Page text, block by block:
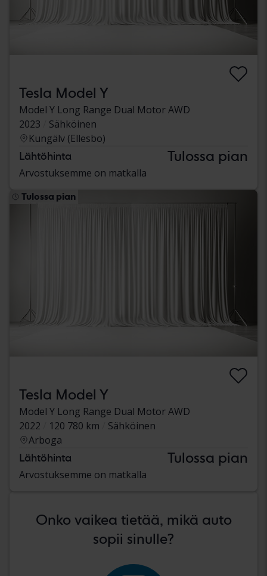
Tesla Model Y
Model Y Long Range Dual Motor AWD
2023
Sähköinen
Kungälv (Ellesbo)
Lähtöhinta Tulossa pian
Arvostuksemme on matkalla
Tulossa pian
Tesla Model Y
Model Y Long Range Dual Motor AWD
2022
120 780 km
Sähköinen
Arboga
Lähtöhinta Tulossa pian
Arvostuksemme on matkalla
Onko vaikea tietää, mikä auto
sopii sinulle?